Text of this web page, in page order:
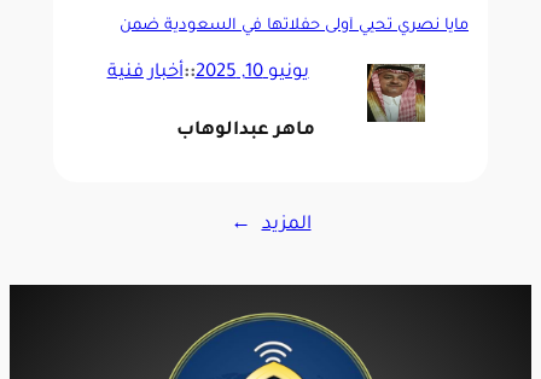
مايا نصري تُحيي أولى حفلاتها في السعودية ضمن
يونيو 10, 2025 ::أخبار فنية
ماهر عبدالوهاب
المزيد →